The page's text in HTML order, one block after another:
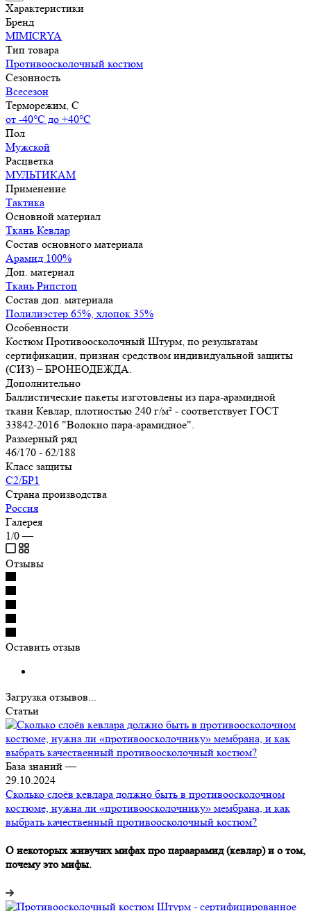
Характеристики
Бренд
MIMICRYA
Тип товара
Противоосколочный костюм
Сезонность
Всесезон
Терморежим, C
от -40°С до +40°С
Пол
Мужской
Расцветка
МУЛЬТИКАМ
Применение
Тактика
Основной материал
Ткань Кевлар
Состав основного материала
Арамид 100%
Доп. материал
Ткань Рипстоп
Состав доп. материала
Полилиэстер 65%, хлопок 35%
Особенности
Костюм Противоосколочный Штурм, по результатам
сертификации, признан средством индивидуальной защиты
(СИЗ) – БРОНЕОДЕЖДА.
Дополнительно
Баллистические пакеты изготовлены из пара-арамидной
ткани Кевлар, плотностью 240 г/м² - соответствует ГОСТ
33842-2016 "Волокно пара-арамидное".
Размерный ряд
46/170 - 62/188
Класс защиты
С2/БР1
Страна производства
Россия
Галерея
1/0 —
Отзывы
Оставить отзыв
Загрузка отзывов...
Статьи
База знаний—
29.10.2024
Сколько слоёв кевлара должно быть в противоосколочном
костюме, нужна ли «противоосколочнику» мембрана, и как
выбрать качественный противоосколочный костюм?
О некоторых живучих мифах про параарамид (кевлар) и о том,
почему это мифы.